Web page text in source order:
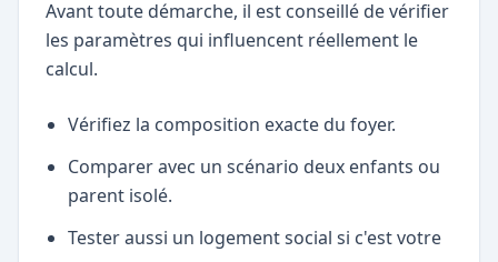
Avant toute démarche, il est conseillé de vérifier
les paramètres qui influencent réellement le
calcul.
Vérifiez la composition exacte du foyer.
Comparer avec un scénario deux enfants ou
parent isolé.
Tester aussi un logement social si c'est votre